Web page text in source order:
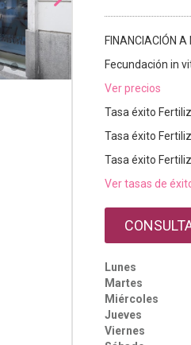
FINANCIACIÓN A
Fecundación in
Ver precios
Tasa éxito
Tasa éxito
Tasa éxito
Ver tasas de
Lunes
Martes
Miércoles
Jueves
Viernes